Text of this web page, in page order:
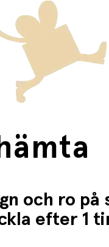
och ro
efter 1